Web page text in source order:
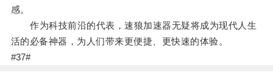
感。
作为科技前沿的代表，速狼加速器无疑将成为现代人生
活的必备神器，为人们带来更便捷、更快速的体验。
#37#